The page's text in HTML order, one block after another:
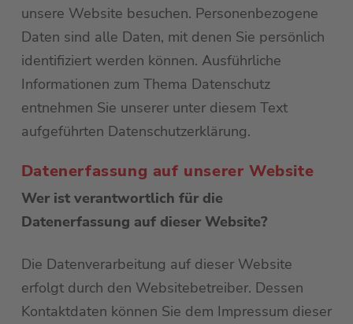
unsere Website besuchen. Personenbezogene
Daten sind alle Daten, mit denen Sie persönlich
identifiziert werden können. Ausführliche
Informationen zum Thema Datenschutz
entnehmen Sie unserer unter diesem Text
aufgeführten Datenschutzerklärung.
Datenerfassung auf unserer Website
Wer ist verantwortlich für die
Datenerfassung auf dieser Website?
Die Datenverarbeitung auf dieser Website
erfolgt durch den Websitebetreiber. Dessen
Kontaktdaten können Sie dem Impressum dieser